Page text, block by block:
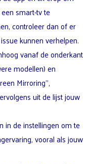
smart-tv te
controleer dan of er
kunnen verhelpen.
vanaf de onderkant
modellen) en
Mirroring”,
uit de lijst jouw
in de instellingen om te
vooral als jouw